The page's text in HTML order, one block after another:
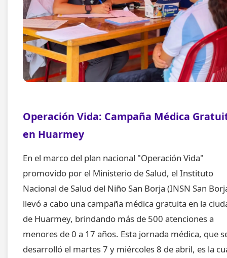
Operación Vida: Campaña Médica
en Huarmey
En el marco del plan nacional "Operación Vida"
promovido por el Ministerio de Salud, el Instituto
Nacional de Salud del Niño San Borja (INSN San
llevó a cabo una campaña médica gratuita en la
de Huarmey, brindando más de 500 atenciones a
menores de 0 a 17 años. Esta jornada médica, que
desarrolló el martes 7 y miércoles 8 de abril, es la